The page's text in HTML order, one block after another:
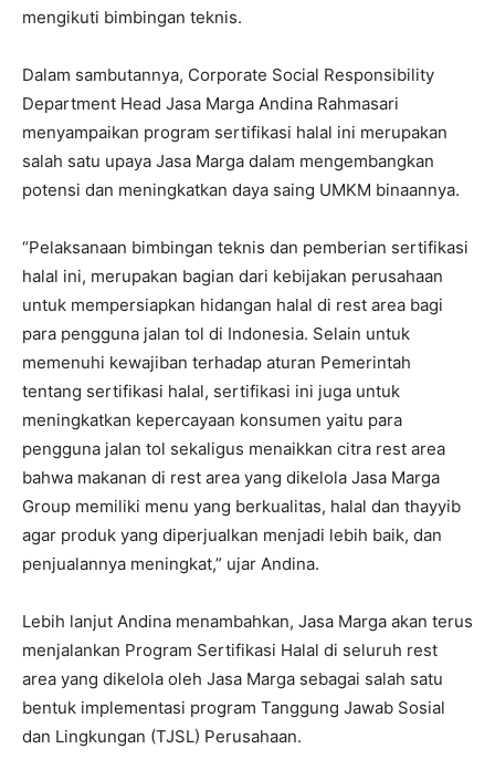
mengikuti bimbingan teknis.
Dalam sambutannya, Corporate Social Responsibility
Department Head Jasa Marga Andina Rahmasari
menyampaikan program sertifikasi halal ini merupakan
salah satu upaya Jasa Marga dalam mengembangkan
potensi dan meningkatkan daya saing UMKM binaannya.
“Pelaksanaan bimbingan teknis dan pemberian sertifikasi
halal ini, merupakan bagian dari kebijakan perusahaan
untuk mempersiapkan hidangan halal di rest area bagi
para pengguna jalan tol di Indonesia. Selain untuk
memenuhi kewajiban terhadap aturan Pemerintah
tentang sertifikasi halal, sertifikasi ini juga untuk
meningkatkan kepercayaan konsumen yaitu para
pengguna jalan tol sekaligus menaikkan citra rest area
bahwa makanan di rest area yang dikelola Jasa Marga
Group memiliki menu yang berkualitas, halal dan thayyib
agar produk yang diperjualkan menjadi lebih baik, dan
penjualannya meningkat,” ujar Andina.
Lebih lanjut Andina menambahkan, Jasa Marga akan terus
menjalankan Program Sertifikasi Halal di seluruh rest
area yang dikelola oleh Jasa Marga sebagai salah satu
bentuk implementasi program Tanggung Jawab Sosial
dan Lingkungan (TJSL) Perusahaan.